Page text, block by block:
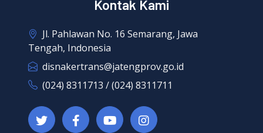
Kontak Kami
Jl. Pahlawan No. 16 Semarang, Jawa
Tengah, Indonesia
disnakertrans@jatengprov.go.id
(024) 8311713 / (024) 8311711